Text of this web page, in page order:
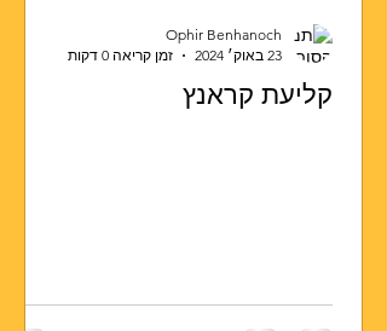
קליעת קראנץ
Ophir Benhanoch
23 באוק׳ 2024
זמן קריאה 0 דקות